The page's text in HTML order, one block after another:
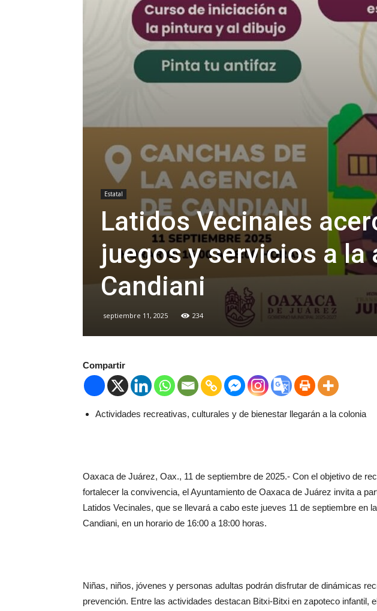
Estatal
Latidos Vecinales
juegos y servicios a la
Candiani
septiembre 11, 2025 234
Compartir
Actividades recreativas, culturales y de bienestar llegarán a la colonia
Oaxaca de Juárez, Oax., 11 de septiembre de 2025.- Con el objetivo de
fortalecer la convivencia, el Ayuntamiento de Oaxaca de Juárez invita a
Latidos Vecinales, que se llevará a cabo este jueves 11 de septiembre en
Candiani, en un horario de 16:00 a 18:00 horas.
Niñas, niños, jóvenes y personas adultas podrán disfrutar de dinámicas
prevención. Entre las actividades destacan Bitxi-Bitxi en zapoteco infantil,